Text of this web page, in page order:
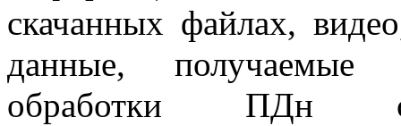
скачанных файлах,
данные, получаемые
обработки ПДн